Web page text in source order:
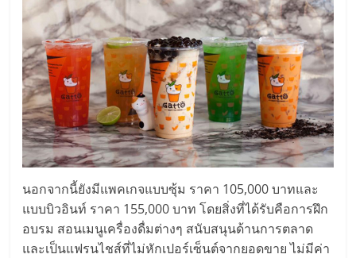
เปิด
ร้าน
ปรึกษา
ฟรี,
บริการ
พัฒนา
นอกจากนี้ยังมีแพคเกจแบบซุ้ม ราคา 105,000 บาทและ
แบบบิวอินท์ ราคา 155,000 บาท โดยสิ่งที่ได้รับคือการฝึก
อบรม สอนเมนูเครื่องดื่มต่างๆ สนับสนุนด้านการตลาด
และเป็นแฟรนไชส์ที่ไม่หักเปอร์เซ็นต์จากยอดขาย ไม่มีค่า